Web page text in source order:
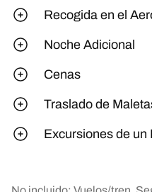
Recogida en el
Noche Adicional
Cenas
Traslado de
Excursiones de un